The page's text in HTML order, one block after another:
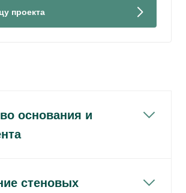
проекта
основания и
стеновых